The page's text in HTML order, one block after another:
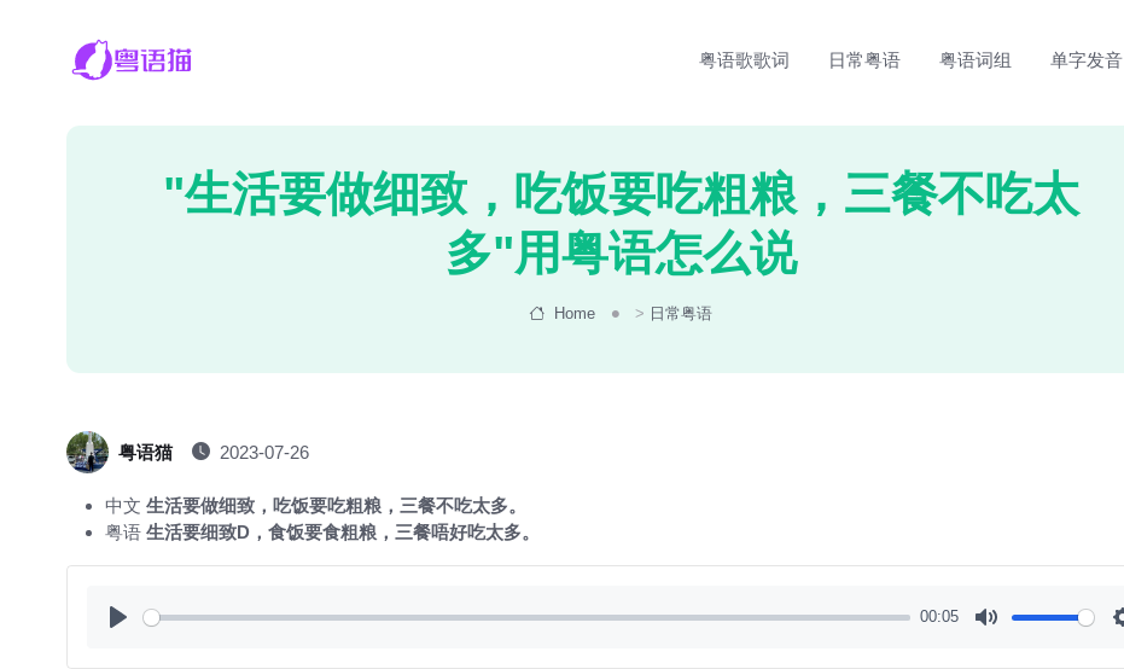
粤语歌歌词 日常粤语 粤语词组 单字发音
"生活要做细致，吃饭要吃粗粮，三餐不吃太
多"用粤语怎么说
Home > 日常粤语
粤语猫 2023-07-26
中文 生活要做细致，吃饭要吃粗粮，三餐不吃太多。
粤语 生活要细致D，食饭要食粗粮，三餐唔好吃太多。
00:05